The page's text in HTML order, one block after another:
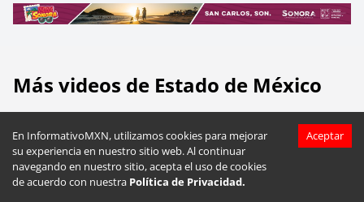
En InformativoMXN, utilizamos cookies para mejorar
su experiencia en nuestro sitio web. Al continuar
navegando en nuestro sitio, acepta el uso de cookies
de acuerdo con nuestra Política de Privacidad.
Aceptar
Más videos de Estado de México